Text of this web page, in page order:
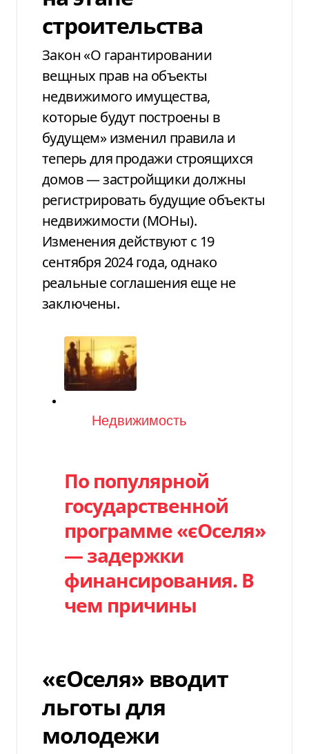
строительства
Закон «О гарантировании
вещных прав на объекты
недвижимого имущества,
которые будут построены в
будущем» изменил правила и
теперь для продажи строящихся
домов — застройщики должны
регистрировать будущие объекты
недвижимости (МОНы).
Изменения действуют с 19
сентября 2024 года, однако
реальные соглашения еще не
заключены.
Категория
Недвижимость
По популярной
государственной
программе «єОселя»
— задержки
финансирования. В
чем причины
«єОселя» вводит
льготы для
молодежи